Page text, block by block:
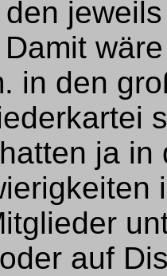
in den
ja in
auf